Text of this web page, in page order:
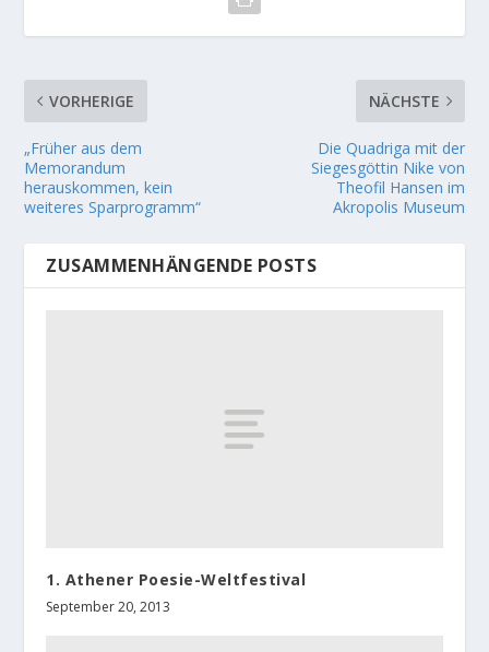
VORHERIGE
„Früher aus dem
Memorandum
herauskommen, kein
weiteres Sparprogramm“
NÄCHSTE
Die Quadriga mit der
Siegesgöttin Nike von
Theofil Hansen im
Akropolis Museum
ZUSAMMENHÄNGENDE POSTS
1. Athener Poesie-Weltfestival
September 20, 2013